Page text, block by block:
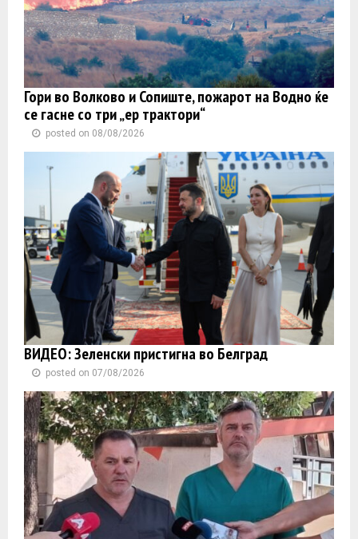
Гори во Волково и Сопиште, пожарот на Водно ќе
се гасне со три „ер трактори“
posted on 08/08/2026
ВИДЕО: Зеленски пристигна во Белград
posted on 07/08/2026